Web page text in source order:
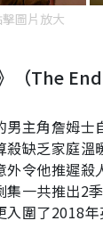
擊圖片放大
（The
主角詹姆士
缺乏家庭溫
外令他推遲殺
集一共推出2
入圍了2018